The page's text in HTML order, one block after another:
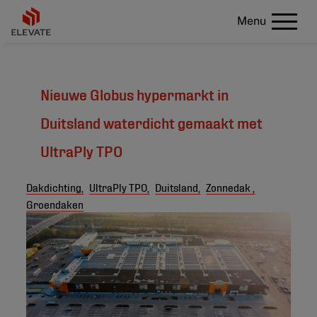
Menu
Nieuwe Globus hypermarkt in
Duitsland waterdicht gemaakt met
UltraPly TPO
Dakdichting, UltraPly TPO, Duitsland,
Zonnedak ,
Groendaken